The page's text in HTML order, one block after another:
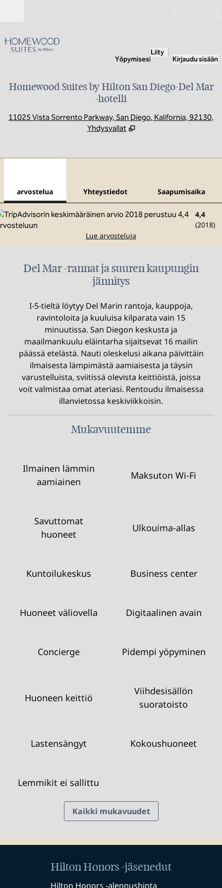
Yöpymisesi
Liity
Kirjaudu sisään
Homewood Suites by Hilton San Diego-Del Mar
-hotelli
11025 Vista Sorrento Parkway, San Diego, Kalifornia, 92130,
Yhdysvallat
arvostelua Yhteystiedot Saapumisaika
4,4
(2018)
Lue arvosteluja
Del Mar -rannat ja suuren kaupungin
jännitys
I-5-tieltä löytyy Del Marin rantoja, kauppoja,
ravintoloita ja kuuluisa kilparata vain 15
minuutissa. San Diegon keskusta ja
maailmankuulu eläintarha sijaitsevat 16 mailin
päässä etelästä. Nauti oleskelusi aikana päivittäin
ilmaisesta lämpimästä aamiaisesta ja täysin
varustelluista, sviitissä olevista keittiöistä, joissa
voit valmistaa omat ateriasi. Rentoudu ilmaisessa
illanvietossa keskiviikkoisin.
Mukavuutemme
Ilmainen lämmin
aamiainen
Maksuton Wi-Fi
Savuttomat
huoneet
Ulkouima-allas
Kuntoilukeskus Business center
Huoneet väliovella Digitaalinen avain
Concierge Pidempi yöpyminen
Huoneen keittiö
Viihdesisällön
suoratoisto
Lastensängyt Kokous­huoneet
Lemmikit ei sallittu
Kaikki mukavuudet
Hilton Honors -jäsenedut
Hilton Honors ‑alennushinta